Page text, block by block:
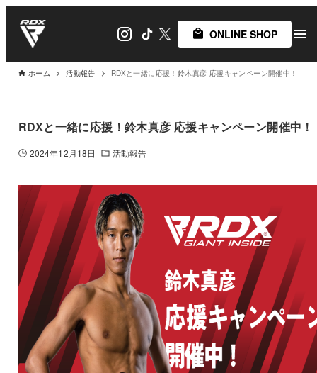
ONLINE SHOP
ホーム 活動報告 RDXと一緒に応援！鈴木真彦 応援キャンペーン開催中！
RDXと一緒に応援！鈴木真彦 応援キャンペーン開催中！
2024年12月18日 活動報告